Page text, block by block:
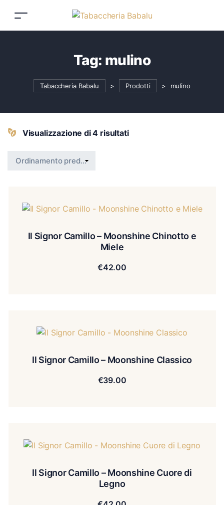
Tag: mulino
Tabaccheria Babalu > Prodotti > mulino
Visualizzazione di 4 risultati
Il Signor Camillo – Moonshine Chinotto e
Miele
€42.00
Il Signor Camillo – Moonshine Classico
€39.00
Il Signor Camillo – Moonshine Cuore di
Legno